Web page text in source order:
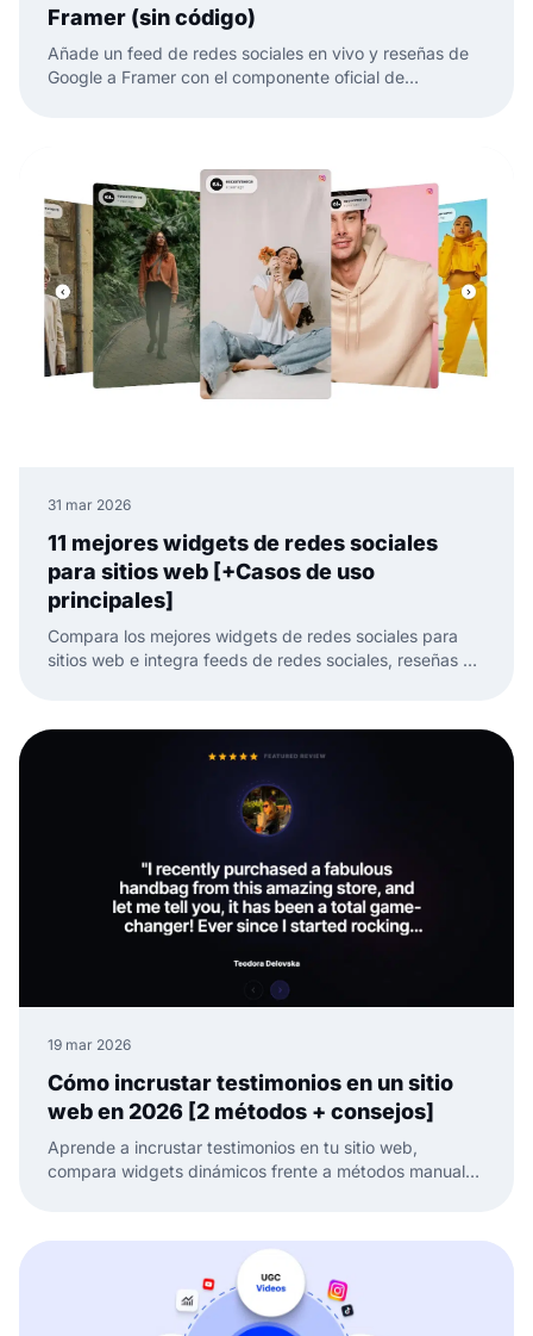
Framer (sin código)
Añade un feed de redes sociales en vivo y reseñas de
Google a Framer con el componente oficial de
31 mar 2026
11 mejores widgets de redes sociales
para sitios web [+Casos de uso
principales]
Compara los mejores widgets de redes sociales para
sitios web e integra feeds de redes sociales, reseñas y
19 mar 2026
Cómo incrustar testimonios en un sitio
web en 2026 [2 métodos + consejos]
Aprende a incrustar testimonios en tu sitio web,
compara widgets dinámicos frente a métodos manuales